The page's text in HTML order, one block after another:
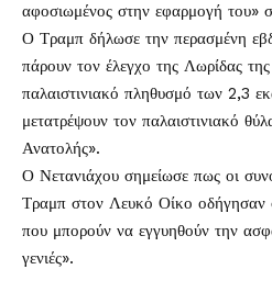
αφοσιωμένος στην εφαρμογή του»
Ο Τραμπ δήλωσε την περασμένη
πάρουν τον έλεγχο της Λωρίδας
παλαιστινιακό πληθυσμό των 2,3
μετατρέψουν τον παλαιστινιακό
Ανατολής».
Ο Νετανιάχου σημείωσε πως οι
Τραμπ στον Λευκό Οίκο οδήγησαν
που μπορούν να εγγυηθούν την
γενιές».